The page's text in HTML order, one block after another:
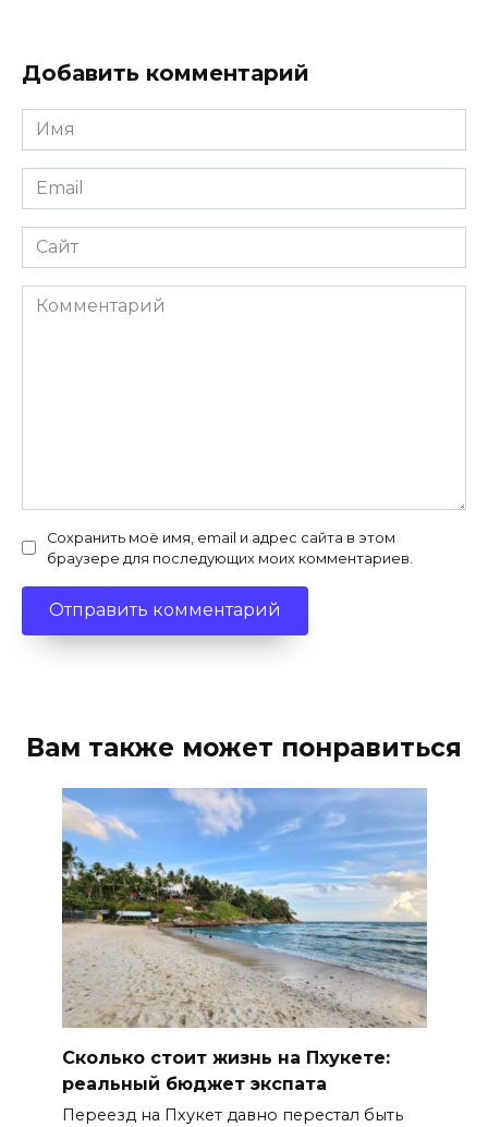
Добавить комментарий
Имя
*
Email
*
Сайт
Комментарий
Сохранить моё имя, email и адрес сайта в этом
браузере для последующих моих комментариев.
Вам также может понравиться
Сколько стоит жизнь на Пхукете:
реальный бюджет экспата
Переезд на Пхукет давно перестал быть